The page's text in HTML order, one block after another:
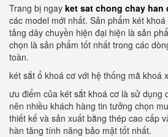
Trang bị ngay ket sat chong chay han
các model mới nhất. Sản phẩm két
tảng dây chuyền hiện đại hiện là sản
chọn là sản phẩm tốt nhất trong các
toàn.
két sắt ổ khoá cơ với hệ thống mã khoá
ưu điểm của két sắt khoá cơ là sử dụng
nên nhiều khách hàng tin tưởng chọn
thiết kế và sản xuất bằng thép cao cấp
hàn tăng tính năng bảo mật tốt nhất.